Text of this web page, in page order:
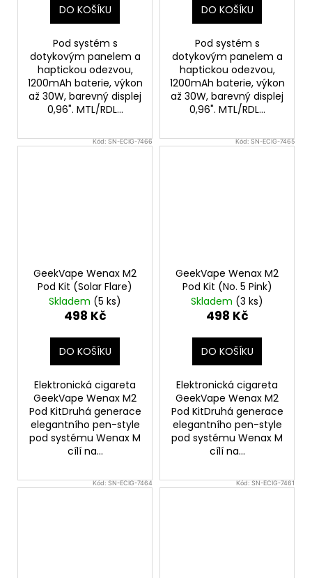
DO KOŠÍKU
Pod systém s
dotykovým panelem a
haptickou odezvou,
1200mAh baterie, výkon
až 30W, barevný displej
0,96". MTL/RDL...
DO KOŠÍKU
Pod systém s
dotykovým panelem a
haptickou odezvou,
1200mAh baterie, výkon
až 30W, barevný displej
0,96". MTL/RDL...
Kód:SN-ECIG-7466
GeekVape Wenax M2
Pod Kit (Solar Flare)
Skladem (5 ks)
498 Kč
DO KOŠÍKU
Elektronická cigareta
GeekVape Wenax M2
Pod KitDruhá generace
elegantního pen-style
pod systému Wenax M
cílí na...
Kód:SN-ECIG-7465
GeekVape Wenax M2
Pod Kit (No. 5 Pink)
Skladem (3 ks)
498 Kč
DO KOŠÍKU
Elektronická cigareta
GeekVape Wenax M2
Pod KitDruhá generace
elegantního pen-style
pod systému Wenax M
cílí na...
Kód: SN-ECIG-7464 Kód: SN-ECIG-7461